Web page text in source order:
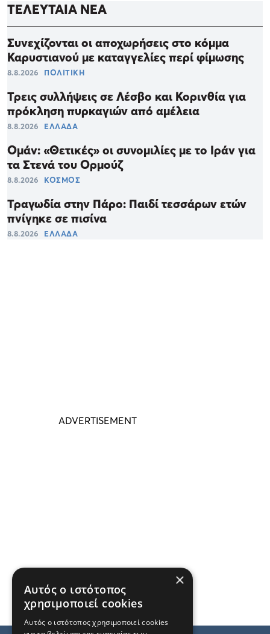
ΤΕΛΕΥΤΑΙΑ ΝΕΑ
Συνεχίζονται οι αποχωρήσεις στο κόμμα
Καρυστιανού με καταγγελίες περί φίμωσης
8.8.2026 ΠΟΛΙΤΙΚΗ
Τρεις συλλήψεις σε Λέσβο και Κορινθία για
πρόκληση πυρκαγιών από αμέλεια
8.8.2026 ΕΛΛΑΔΑ
Ομάν: «Θετικές» οι συνομιλίες με το Ιράν για
τα Στενά του Ορμούζ
8.8.2026 ΚΟΣΜΟΣ
Τραγωδία στην Πάρο: Παιδί τεσσάρων ετών
πνίγηκε σε πισίνα
8.8.2026 ΕΛΛΑΔΑ
×
Αυτός ο ιστότοπος
χρησιμοποιεί cookies
Αυτός ο ιστότοπος χρησιμοποιεί cookies